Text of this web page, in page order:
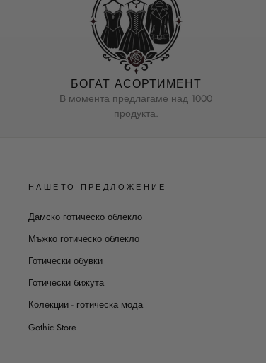
БОГАТ АСОРТИМЕНТ
В момента предлагаме над 1000
продукта.
НАШЕТО ПРЕДЛОЖЕНИЕ
Дамско готическо облекло
Мъжко готическо облекло
Готически обувки
Готически бижута
Колекции - готическа мода
Gothic Store